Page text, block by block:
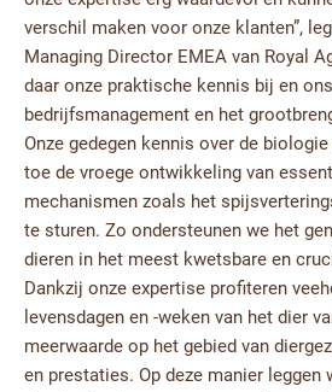
verschil maken voor onze klanten”,
Managing Director EMEA van Royal
daar onze praktische kennis bij en
bedrijfsmanagement en het
Onze gedegen kennis over de
toe de vroege ontwikkeling van
mechanismen zoals het
te sturen. Zo ondersteunen we het
dieren in het meest kwetsbare en
Dankzij onze expertise profiteren
levensdagen en -weken van het dier
meerwaarde op het gebied van
en prestaties. Op deze manier leggen